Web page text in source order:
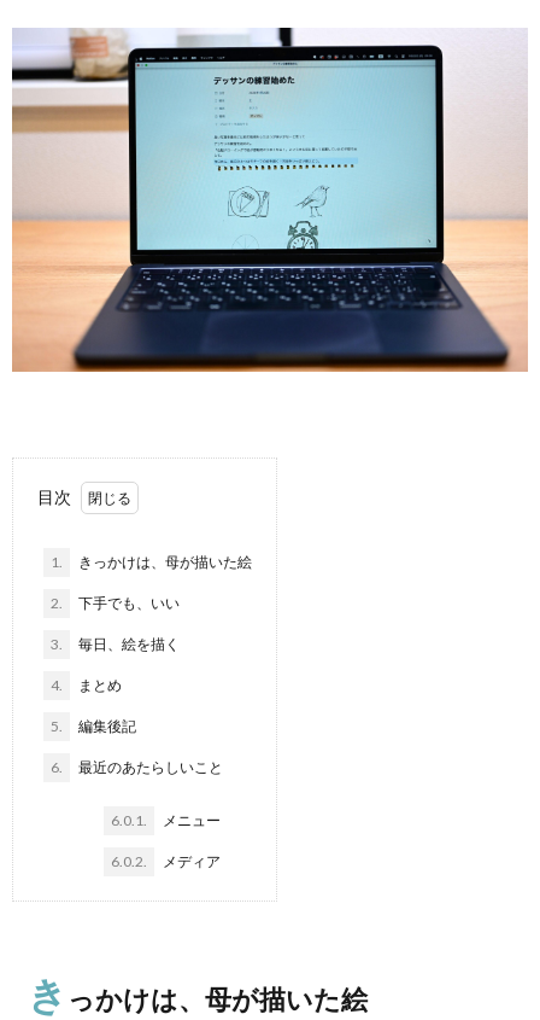
目次
1. きっかけは、母が描いた絵
2. 下手でも、いい
3. 毎日、絵を描く
4. まとめ
5. 編集後記
6. 最近のあたらしいこと
6.0.1. メニュー
6.0.2. メディア
き っかけは、母が描いた絵